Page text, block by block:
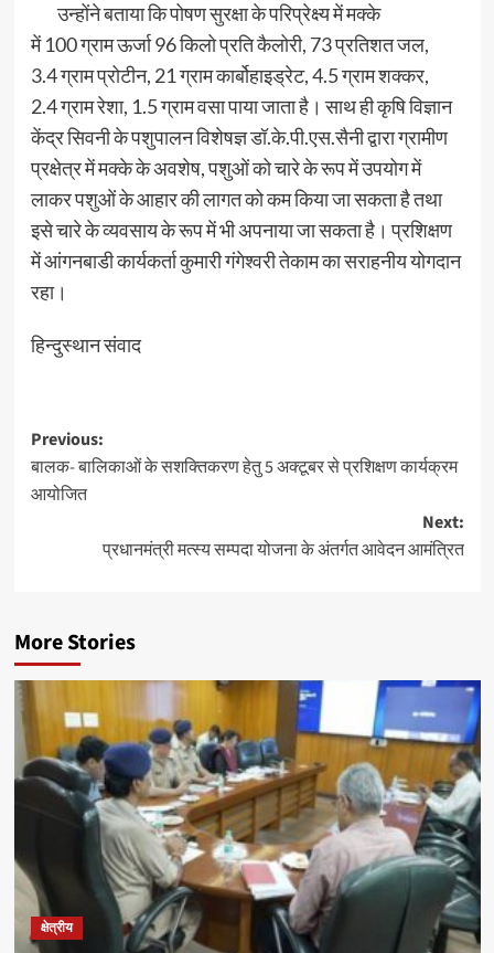
उन्होंने बताया कि पोषण सुरक्षा के परिप्रेक्ष्य में मक्के
में 100 ग्राम ऊर्जा 96 किलो प्रति कैलोरी, 73 प्रतिशत जल,
3.4 ग्राम प्रोटीन, 21 ग्राम कार्बोहाइड्रेट, 4.5 ग्राम शक्कर,
2.4 ग्राम रेशा, 1.5 ग्राम वसा पाया जाता है। साथ ही कृषि विज्ञान
केंद्र सिवनी के पशुपालन विशेषज्ञ डॉ.के.पी.एस.सैनी द्वारा ग्रामीण
प्रक्षेत्र में मक्के के अवशेष, पशुओं को चारे के रूप में उपयोग में
लाकर पशुओं के आहार की लागत को कम किया जा सकता है तथा
इसे चारे के व्यवसाय के रूप में भी अपनाया जा सकता है। प्रशिक्षण
में आंगनबाडी कार्यकर्ता कुमारी गंगेश्वरी तेकाम का सराहनीय योगदान
रहा।
हिन्दुस्थान संवाद
Post
navigation
Previous:
बालक- बालिकाओं के सशक्तिकरण हेतु 5 अक्टूबर से प्रशिक्षण कार्यक्रम
आयोजित
Next:
प्रधानमंत्री मत्स्य सम्पदा योजना के अंतर्गत आवेदन आमंत्रित
More Stories
क्षेत्रीय